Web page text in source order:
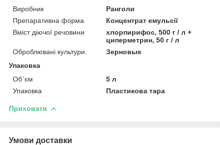
Виробник
Ранголи
Препаративна форма
Концентрат емульсії
Вміст діючої речовини
хлорпирифос, 500 г / л +
циперметрин, 50 г / л
Оброблювані культури.
Зерновые
Упаковка
Об`єм
5 л
Упаковка
Пластикова тара
Приховати
Умови доставки